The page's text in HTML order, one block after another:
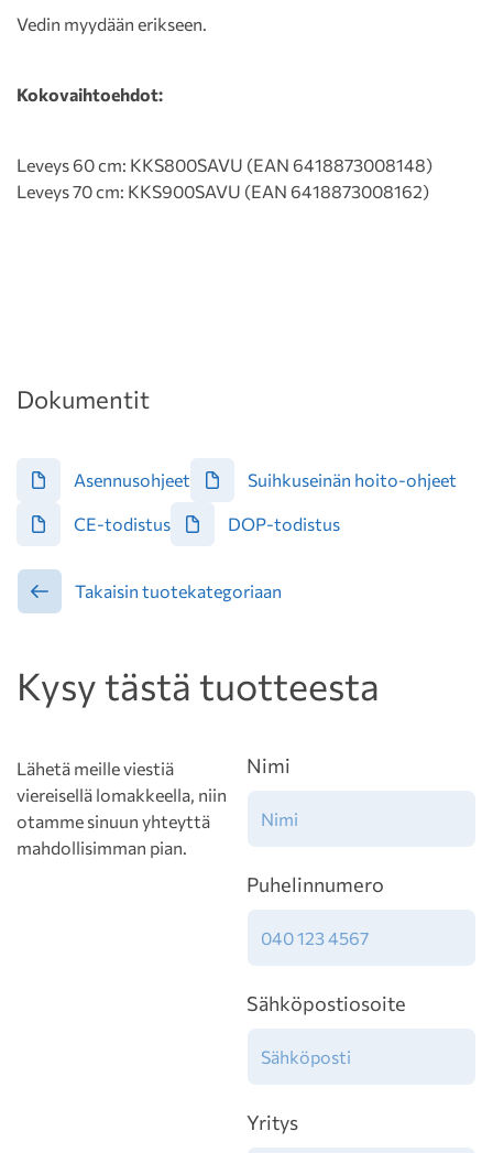
Vedin myydään erikseen.
Kokovaihtoehdot:
Leveys 60 cm: KKS800SAVU (EAN 6418873008148)
Leveys 70 cm: KKS900SAVU (EAN 6418873008162)
Dokumentit
Asennusohjeet Suihkuseinän hoito-ohjeet
CE-todistus DOP-todistus
Takaisin tuotekategoriaan
Kysy tästä tuotteesta
Lähetä meille viestiä
viereisellä lomakkeella, niin
otamme sinuun yhteyttä
mahdollisimman pian.
Nimi
Puhelinnumero
Sähköpostiosoite
Yritys